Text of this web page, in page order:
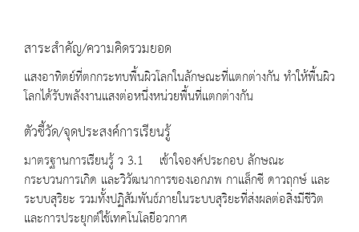
สาระสำคัญ/ความคิดรวมยอด
แสงอาทิตย์ที่ตกกระทบพื้นผิวโลกในลักษณะที่แตกต่างกัน ทำให้พื้นผิว
โลกได้รับพลังงานแสงต่อหนึ่งหน่วยพื้นที่แตกต่างกัน
ตัวชี้วัด/จุดประสงค์การเรียนรู้
มาตรฐานการเรียนรู้ ว 3.1 เข้าใจองค์ประกอบ ลักษณะ
กระบวนการเกิด และวิวัฒนาการของเอกภพ กาแล็กซี ดาวฤกษ์ และ
ระบบสุริยะ รวมทั้งปฏิสัมพันธ์ภายในระบบสุริยะที่ส่งผลต่อสิ่งมีชีวิต
และการประยุกต์ใช้เทคโนโลยีอวกาศ